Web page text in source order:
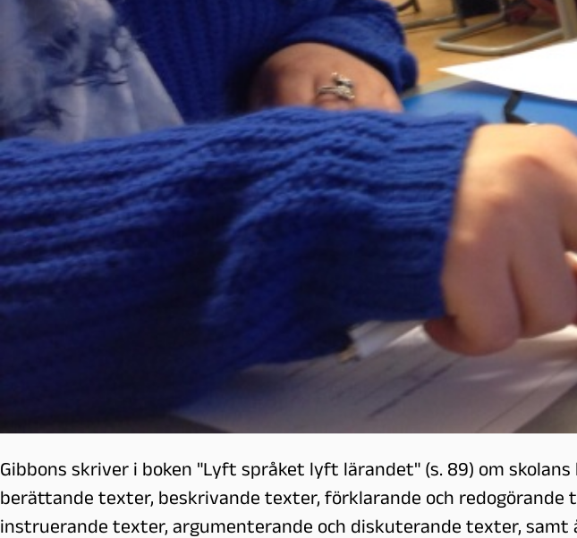
Gibbons skriver i boken "Lyft språket lyft lärandet" (s. 89) om skolans
berättande texter, beskrivande texter, förklarande och redogörande
instruerande texter, argumenterande och diskuterande texter, samt